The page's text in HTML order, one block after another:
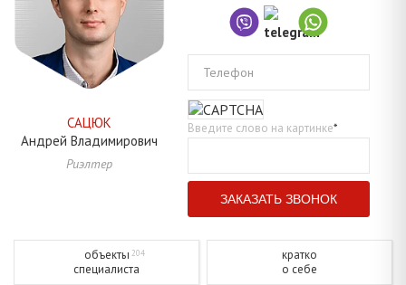
САЦЮК
Андрей Владимирович
Риэлтер
Телефон
Введите слово на картинке*
объекты 204
специалиста
кратко
о себе